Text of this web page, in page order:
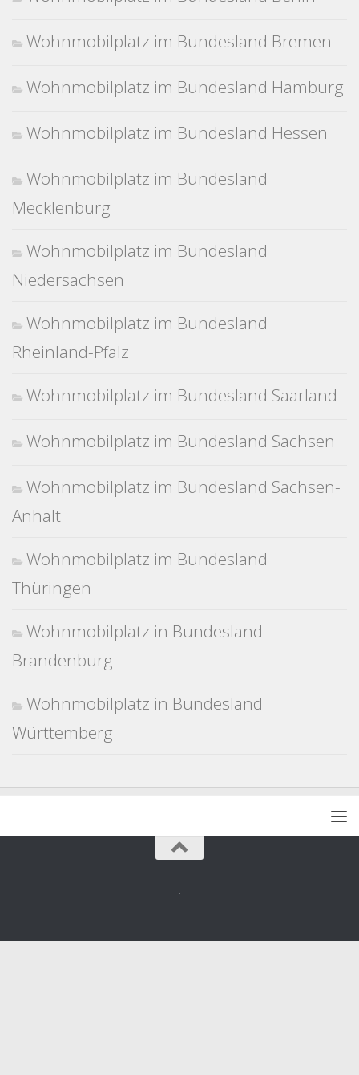
Wohnmobilplatz im Bundesland Bremen
Wohnmobilplatz im Bundesland Hamburg
Wohnmobilplatz im Bundesland Hessen
Wohnmobilplatz im Bundesland
Mecklenburg
Wohnmobilplatz im Bundesland
Niedersachsen
Wohnmobilplatz im Bundesland
Rheinland-Pfalz
Wohnmobilplatz im Bundesland Saarland
Wohnmobilplatz im Bundesland Sachsen
Wohnmobilplatz im Bundesland Sachsen-
Anhalt
Wohnmobilplatz im Bundesland
Thüringen
Wohnmobilplatz in Bundesland
Brandenburg
Wohnmobilplatz in Bundesland
Württemberg
.